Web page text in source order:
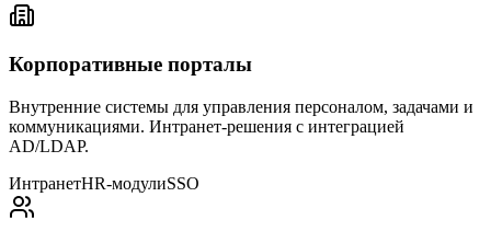
Корпоративные порталы
Внутренние системы для управления персоналом, задачами и
коммуникациями. Интранет-решения с интеграцией
AD/LDAP.
ИнтранетHR-модулиSSO